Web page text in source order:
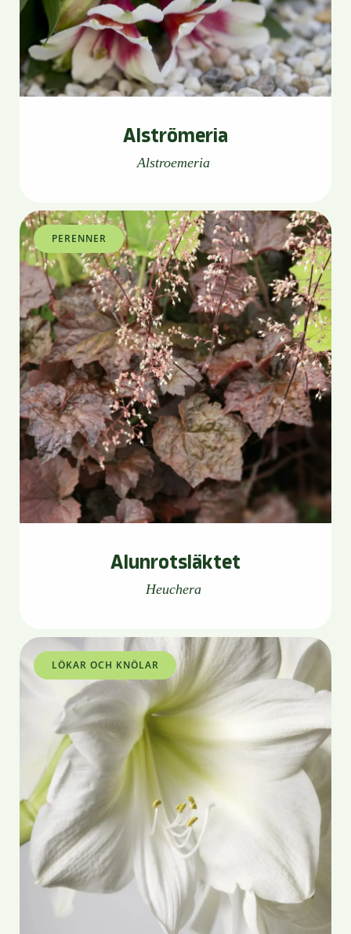
Alströmeria
Alstroemeria
Alunrotsläktet
Heuchera
PERENNER
LÖKAR OCH KNÖLAR